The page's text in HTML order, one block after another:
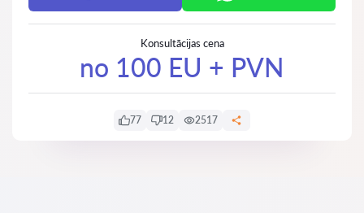
Konsultācijas cena
no 100 EU + PVN
77 12 2517